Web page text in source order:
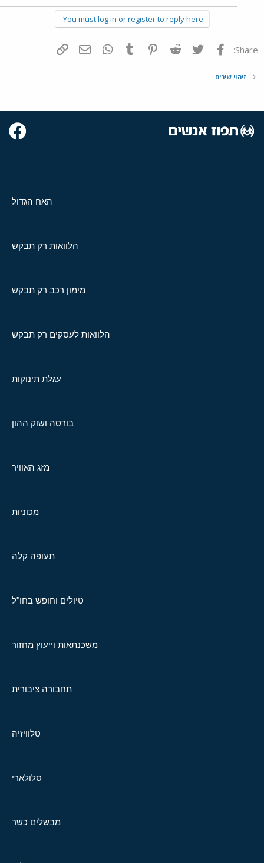
You must log in or register to reply here.
Share: פייסבוק Twitter
Reddit
Pinterest
Tumblr
WhatsAppדואר אלקטרוני
זיהוי שירים
האח הגדול
הלוואות רק תבקש
מימון רכב רק תבקש
הלוואות לעסקים רק תבקש
עגלת תינוקות
בורסה ושוק ההון
מזג האוויר
מכוניות
תעופה קלה
טיולים וחופש בחו"ל
משכנתאות וייעוץ מחזור
תחבורה ציבורית
טלוויזיה
סלולארי
מבשלים כשר